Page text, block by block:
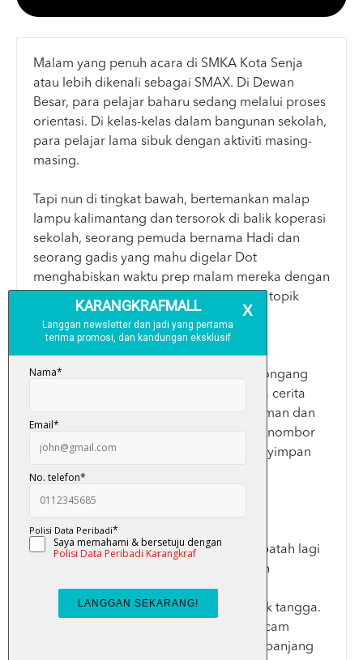
Malam yang penuh acara di SMKA Kota Senja
atau lebih dikenali sebagai SMAX. Di Dewan
Besar, para pelajar baharu sedang melalui proses
orientasi. Di kelas-kelas dalam bangunan sekolah,
para pelajar lama sibuk dengan aktiviti masing-
masing.
Tapi nun di tingkat bawah, bertemankan malap
lampu kalimantang dan tersorok di balik koperasi
sekolah, seorang pemuda bernama Hadi dan
seorang gadis yang mahu digelar Dot
menghabiskan waktu prep malam mereka dengan
kisah-kisah seram yang pernah menjadi topik
Ada kisah Manggis dan Sawi yang cuba
menakutkan pelajar junior mereka, Si Jongang
dengan kisah 'Hantu Separuh'. Ada pula cerita
malang Sara yang hanya mahu hidup aman dan
tenteram di Dorm 46. Ada kisah cermin nombor
tiga tandas Aspura yang kononnya menyimpan
refleksi selebriti terkenal.
“Biar saya ingatkan. Hantu tak wujud, apatah lagi
hantu yang kejar orang.”- Ustaz Nadimin
“Separuh badannya tersembunyi di balik tangga.
Kepalanya dibengkokkan ke kanan, macam
mengintai saya. Rambutnya yang putih panjang